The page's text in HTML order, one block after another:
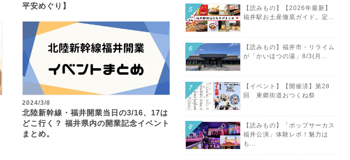
平安めぐり】
2024/3/8
北陸新幹線・福井開業当日の3/16、17は
どこ行く？ 福井県内の開業記念イベント
まとめ。
【読みもの】【2026年最新】
福井駅お土産徹底ガイド。定...
【読みもの】福井市・リライム
が「かいほつの湯」8/3(月...
【イベント】【開催済】第28
回 東郷街道おつくね祭
【読みもの】「ポップサーカス
福井公演」体験レポ！魅力は
も...